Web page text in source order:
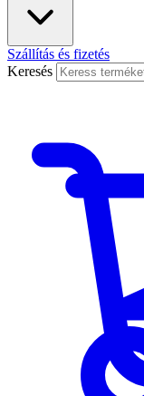
Szállítás és fizetés
Keresés